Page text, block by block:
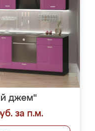
джем"
за п.м.